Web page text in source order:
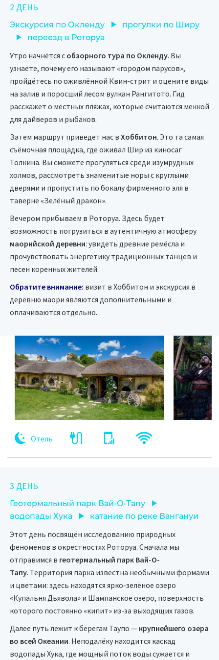
2 ДЕНЬ
Экскурсия по Окленду
прогулки по Ширу
переезд в Роторуа
Утро начнётся с обзорного тура по Окленду. Вы
узнаете, почему его называют «городом парусов»,
пройдётесь по оживлённой Квин-стрит и оцените виды
на залив и поросший лесом вулкан Рангитото. Гид
расскажет о местных пляжах, которые считаются меккой
для дайверов и рыбаков.
Затем маршрут приведет нас в Хоббитон. Это та самая
съёмочная площадка, где оживал Шир из киносаг
Толкина. Вы сможете прогуляться среди изумрудных
холмов, рассмотреть знаменитые норы с круглыми
дверями и пропустить по бокалу фирменного эля в
таверне «Зелёный дракон».
Вечером прибываем в Роторуа. Здесь будет
возможность погрузиться в аутентичную атмосферу
маорийской деревни: увидеть древние ремёсла и
прочувствовать энергетику традиционных танцев и
песен коренных жителей.
Обратите внимание: визит в Хоббитон и экскурсия в
деревню маори являются дополнительными и
оплачиваются отдельно.
Отель
3 ДЕНЬ
Геотермальный парк Вай-О-Тапу
водопады Хука
катание по реке Вангануи
Этот день посвящён исследованию природных
феноменов в окрестностях Роторуа. Сначала мы
отправимся в геотермальный парк Вай-О-
Тапу. Территория парка известна необычными формами
и цветами: здесь находятся ярко-зелёное озеро
«Купальня Дьявола» и Шампанское озеро, поверхность
которого постоянно «кипит» из-за выходящих газов.
Далее путь лежит к берегам Таупо — крупнейшего озера
во всей Океании. Неподалёку находится каскад
водопады Хука, где мощный поток воды сужается и